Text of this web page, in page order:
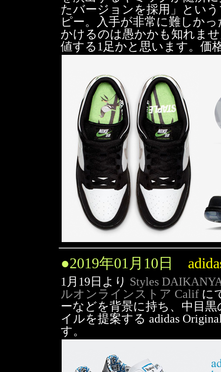
たバージョンを採用」とい
ピー。入手が非常に難しか
かけるのは愚かかも知れま
値する1足かと思います。価
●2019年01月10日
1月19日より Styles
ルオンラインストア Calif に
ーなどを背景に持ち、中目
イルを提案する adidas
す。